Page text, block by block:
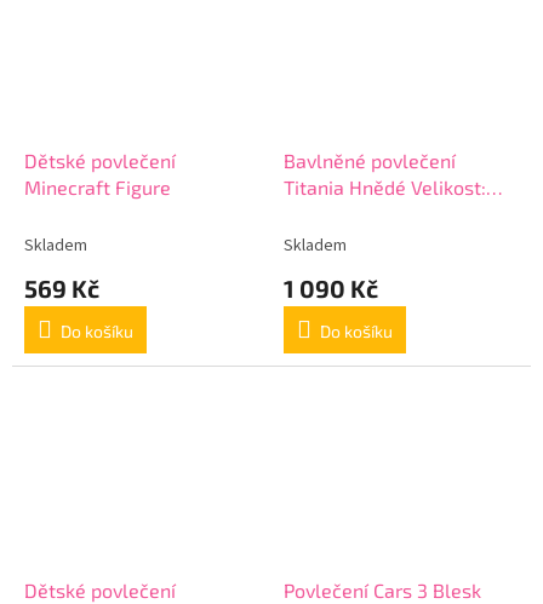
Dětské povlečení
Minecraft Figure
Skladem
569 Kč
Do košíku
Bavlněné povlečení
Titania Hnědé Velikost:
Skladem
1 090 Kč
Do košíku
Dětské povlečení
Povlečení Cars 3 Blesk